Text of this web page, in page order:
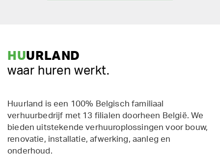
HUURLAND
waar huren werkt.
Huurland is een 100% Belgisch familiaal
verhuurbedrijf met 13 filialen doorheen België. We
bieden uitstekende verhuuroplossingen voor bouw,
renovatie, installatie, afwerking, aanleg en
onderhoud.